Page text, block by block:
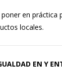
en
locales.
EN Y